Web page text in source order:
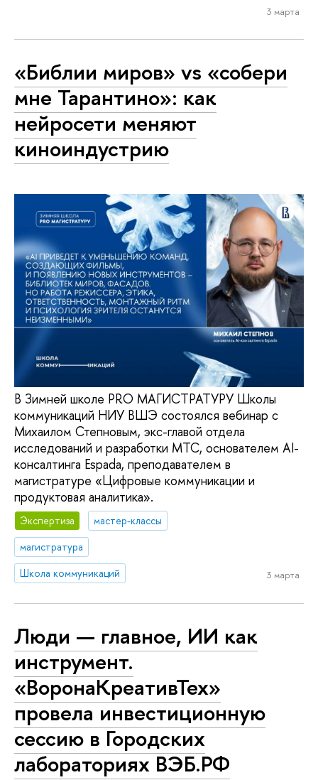
3 марта
«Библии миров» vs «собери
мне Тарантино»: как
нейросети меняют
киноиндустрию
В Зимней школе PRO МАГИСТРАТУРУ Школы
коммуникаций НИУ ВШЭ состоялся вебинар с
Михаилом Степновым, экс-главой отдела
исследований и разработки МТС, основателем AI-
консалтинга Espada, преподавателем в
магистратуре «Цифровые коммуникации и
продуктовая аналитика».
Экспертиза
мастер-классы
магистратура
Школа коммуникаций
3 марта
Люди — главное, ИИ как
инструмент.
«ВоронаКреативТех»
провела инвестиционную
сессию в Городских
лабораториях ВЭБ.РФ